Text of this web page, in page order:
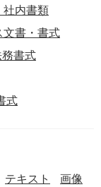
内書類
書・書式
書式
式
テキスト
画像